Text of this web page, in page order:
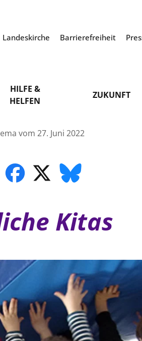
Landeskirche Barrierefreiheit
HILFE &
HELFEN
ZUKUNFT
vom 27. Juni 2022
Kitas